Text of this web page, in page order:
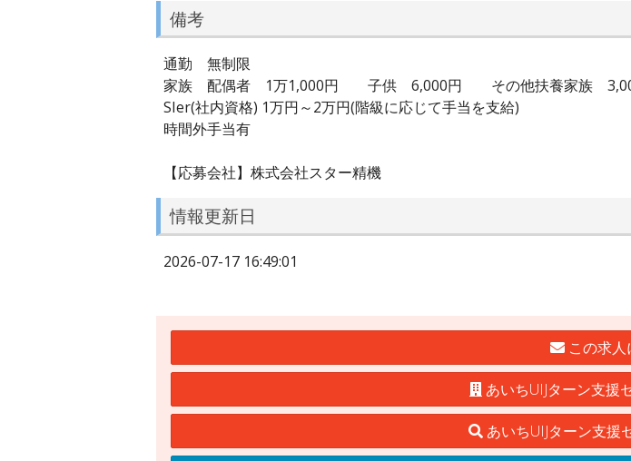
備考
通勤 無制限
家族 配偶者 1万1,000円 子供 6,000円 その他扶養家族
SIer(社内資格) 1万円～2万円(階級に応じて手当を支給)
時間外手当有
【応募会社】株式会社スター精機
情報更新日
2026-07-17 16:49:01
この求人
あいちUIJターン支援
あいちUIJターン支援